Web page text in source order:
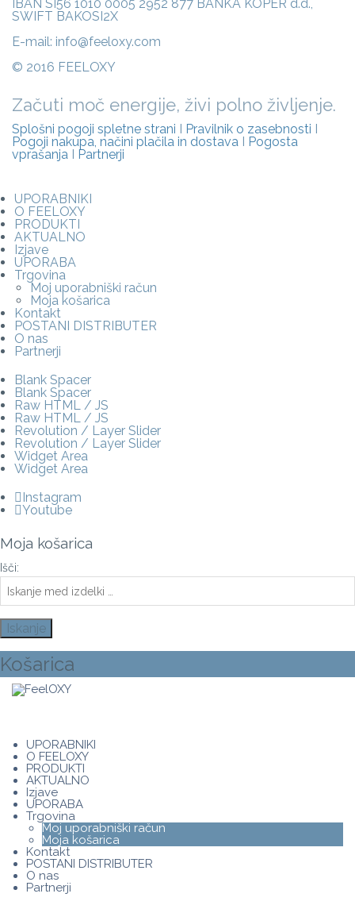
IBAN SI56 1010 0005 2952 877 BANKA KOPER d.d.,
SWIFT BAKOSI2X
E-mail: info@feeloxy.com
© 2016 FEELOXY
Začuti moč energije, živi polno življenje.
Splošni pogoji spletne strani I Pravilnik o zasebnosti I
Pogoji nakupa, načini plačila in dostava I Pogosta
vprašanja I Partnerji
UPORABNIKI
O FEELOXY
PRODUKTI
AKTUALNO
Izjave
UPORABA
Trgovina
Moj uporabniški račun
Moja košarica
Kontakt
POSTANI DISTRIBUTER
O nas
Partnerji
Blank Spacer
Blank Spacer
Raw HTML / JS
Raw HTML / JS
Revolution / Layer Slider
Revolution / Layer Slider
Widget Area
Widget Area
Instagram
Youtube
Moja košarica
Išči:
Košarica
UPORABNIKI
O FEELOXY
PRODUKTI
AKTUALNO
Izjave
UPORABA
Trgovina
Moj uporabniški račun
Moja košarica
Kontakt
POSTANI DISTRIBUTER
O nas
Partnerji